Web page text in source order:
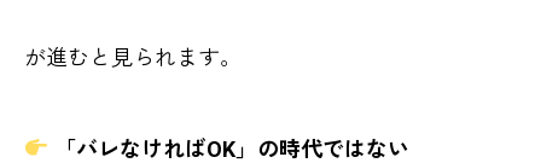
が進むと見られます。
「バレなければOK」の時代ではない